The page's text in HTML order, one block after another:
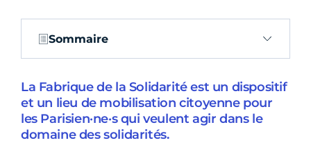
Sommaire
La Fabrique de la Solidarité est un dispositif
et un lieu de mobilisation citoyenne pour
les Parisien·ne·s qui veulent agir dans le
domaine des solidarités.